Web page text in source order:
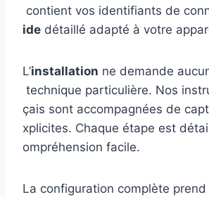
contient vos identifiants de
ide détaillé adapté à votre
L’installation ne demande
technique particulière. Nos
çais sont accompagnées de
xplicites. Chaque étape est
ompréhension facile.
La configuration complète